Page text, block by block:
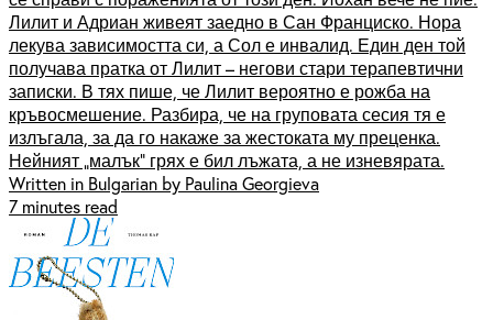
Лилит и Адриан живеят заедно в Сан Франциско. Нора
лекува зависимостта си, а Сол е инвалид. Един ден той
получава пратка от Лилит – негови стари терапевтични
записки. В тях пише, че Лилит вероятно е рожба на
кръвосмешение. Разбира, че на груповата сесия тя е
излъгала, за да го накаже за жестоката му преценка.
Нейният „малък“ грях е бил лъжата, а не изневярата.
Written in Bulgarian by Paulina Georgieva
7 minutes read